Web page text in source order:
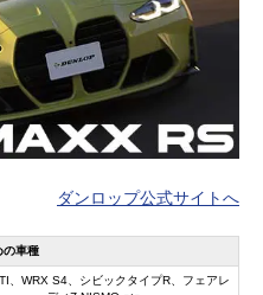
ダンロップ公式サイトへ
の車種
、WRX S4、シビックタイプR、フェアレ